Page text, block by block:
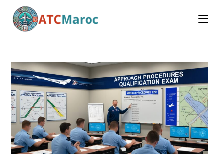
content